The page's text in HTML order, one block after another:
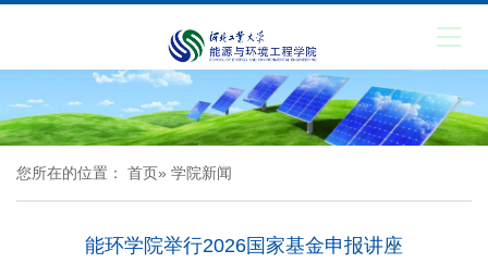
您所在的位置： 首页» 学院新闻
能环学院举行2026国家基金申报讲座